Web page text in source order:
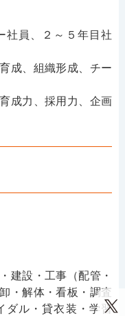
社員、２～５年目社
成、組織形成、チー
成力、採用力、企画
建設・工事（配管・
・解体・看板・調査
ダル・貸衣装・学習